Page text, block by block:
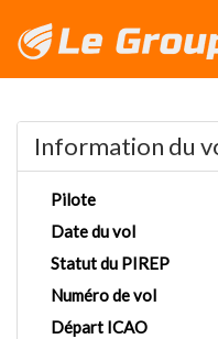
Information du
Pilote
Date du vol
Statut du PIREP
Numéro de vol
Départ ICAO